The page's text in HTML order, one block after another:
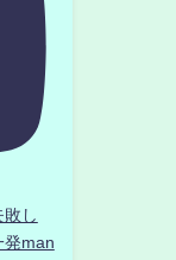
し
発man